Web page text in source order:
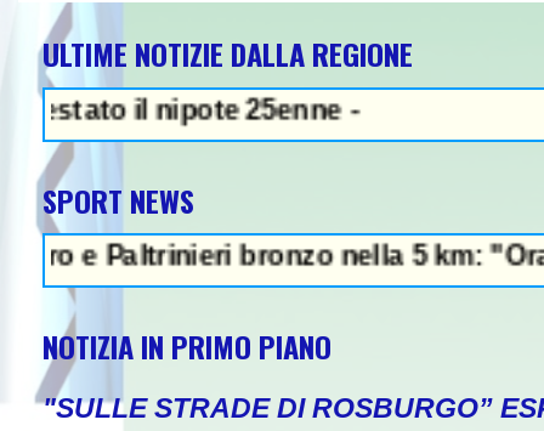
ULTIME NOTIZIE DALLA REGIONE
nipote 25enne -
SPORT NEWS
bronzo nella 5 km: "Ora ci
NOTIZIA IN PRIMO PIANO
"SULLE STRADE DI ROSBURGO”
NEWS IN EVIDENZA -